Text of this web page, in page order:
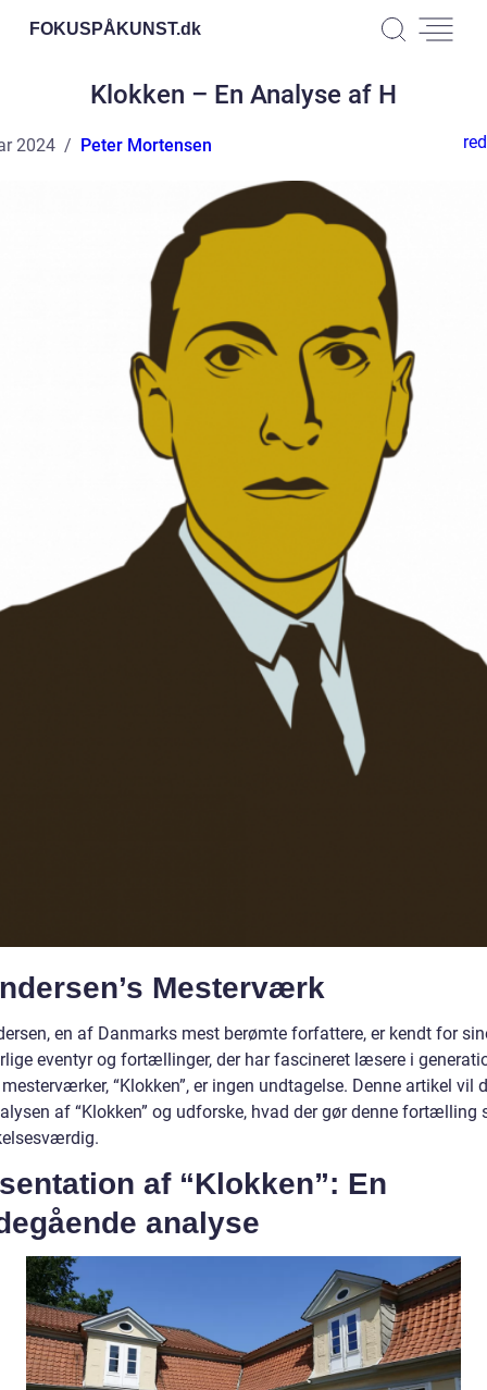
FOKUSPÅKUNST.dk
Klokken – En Analyse af H
2024 Peter Mortensen
Mesterværk
en af Danmarks mest berømte forfattere, er kendt for
eventyr og fortællinger, der har fascineret læsere i
“Klokken”, er ingen undtagelse. Denne artikel vil
af “Klokken” og udforske, hvad der gør denne fortælling
af “Klokken”: En
analyse